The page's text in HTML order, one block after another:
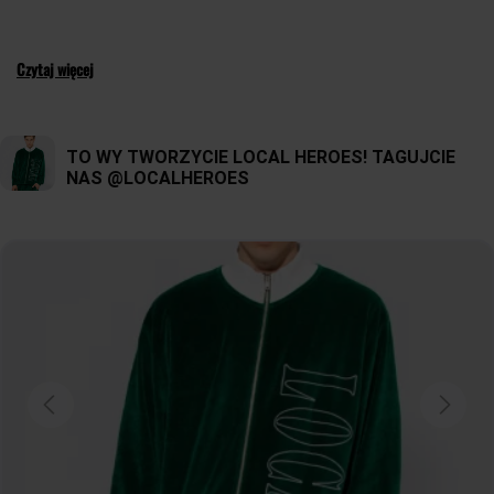
Czytaj więcej